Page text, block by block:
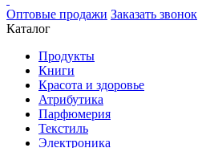
Оптовые продажи Заказать звонок
Каталог
Продукты
Книги
Красота и здоровье
Атрибутика
Парфюмерия
Текстиль
Электроника